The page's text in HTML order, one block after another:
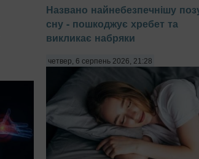
Названо найнебезпечнішу
сну - пошкоджує хребет та
викликає набряки
четвер, 6 серпень 2026, 21:28